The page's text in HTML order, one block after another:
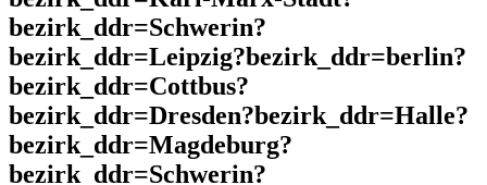
bezirk_ddr=Schwerin?
bezirk_ddr=Leipzig?bezirk_ddr=berlin?
bezirk_ddr=Cottbus?
bezirk_ddr=Dresden?bezirk_ddr=Halle?
bezirk_ddr=Magdeburg?
bezirk_ddr=Schwerin?